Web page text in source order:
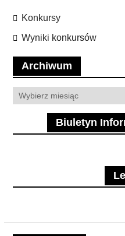
Konkursy
Wyniki konkursów
Archiwum
Archiwum
Biuletyn